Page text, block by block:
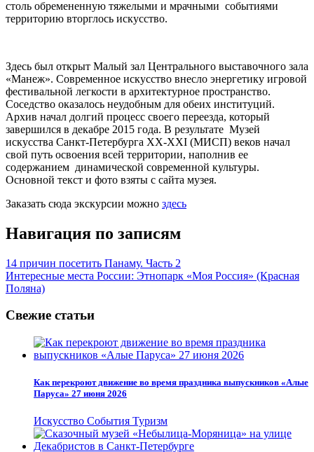
столь обремененную тяжелыми и мрачными событиями
территорию вторглось искусство.
Здесь был открыт Малый зал Центрального выставочного зала
«Манеж». Современное искусство внесло энергетику игровой
фестивальной легкости в архитектурное пространство.
Соседство оказалось неудобным для обеих институций.
Архив начал долгий процесс своего переезда, который
завершился в декабре 2015 года. В результате Музей
искусства Санкт-Петербурга ХХ-ХХI (МИСП) веков начал
свой путь освоения всей территории, наполнив ее
содержанием динамической современной культуры.
Основной текст и фото взяты с сайта музея.
Заказать сюда экскурсии можно здесь
Навигация по записям
14 причин посетить Панаму. Часть 2
Интересные места России: Этнопарк «Моя Россия» (Красная
Поляна)
Свежие статьи
Как перекроют движение во время праздника выпускников «Алые
Паруса» 27 июня 2026
Искусство События Туризм